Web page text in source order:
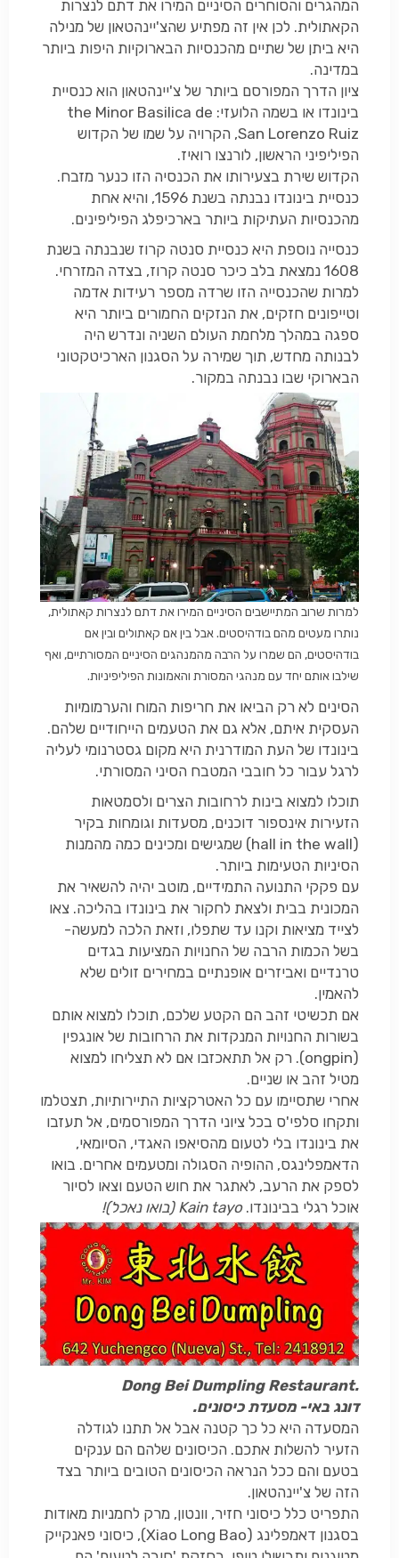
המהגרים והסוחרים הסיניים המירו את דתם לנצרות
הקאתולית. לכן אין זה מפתיע שהצ'יינהטאון של מנילה
היא ביתן של שתיים מהכנסיות הבארוקיות היפות ביותר
במדינה.
ציון הדרך המפורסם ביותר של צ'יינהטאון הוא כנסיית
בינונדו או בשמה הלועזי: the Minor Basilica de
San Lorenzo Ruiz, הקרויה על שמו של הקדוש
הפיליפיני הראשון, לורנצו רואיז.
הקדוש שירת בצעירותו את הכנסיה הזו כנער מזבח.
כנסיית בינונדו נבנתה בשנת 1596, והיא אחת
מהכנסיות העתיקות ביותר בארכיפלג הפיליפינים.
כנסייה נוספת היא כנסיית סנטה קרוז שנבנתה בשנת
1608 נמצאת בלב כיכר סנטה קרוז, בצדה המזרחי.
למרות שהכנסייה הזו שרדה מספר רעידות אדמה
וטייפונים חזקים, את הנזקים החמורים ביותר היא
ספגה במהלך מלחמת העולם השניה ונדרש היה
לבנותה מחדש, תוך שמירה על הסגנון הארכיטקטוני
הבארוקי שבו נבנתה במקור.
למרות שרוב המתיישבים הסיניים המירו את דתם לנצרות קאתולית,
נותרו מעטים מהם בודהיסטים. אבל בין אם קאתולים ובין אם
בודהיסטים, הם שמרו על הרבה מהמנהגים הסיניים המסורתיים, ואף
שילבו אותם יחד עם מנהגי המסורת והאמונות הפיליפיניות.
הסינים לא רק הביאו את חריפות המוח והערמומיות
העסקית איתם, אלא גם את הטעמים הייחודיים שלהם.
בינונדו של העת המודרנית היא מקום גסטרנומי לעליה
לרגל עבור כל חובבי המטבח הסיני המסורתי.
תוכלו למצוא בינות לרחובות הצרים ולסמטאות
הזעירות אינספור דוכנים, מסעדות וגומחות בקיר
(
hall in the wall) שמגישים ומכינים כמה מהמנות
הסיניות הטעימות ביותר.
עם פקקי התנועה התמידיים, מוטב יהיה להשאיר את
המכונית בבית ולצאת לחקור את בינונדו בהליכה. צאו
לצייד מציאות וקנו עד שתפלו, וזאת הלכה למעשה-
בשל הכמות הרבה של החנויות המציעות בגדים
טרנדיים ואביזרים אופנתיים במחירים זולים שלא
להאמין.
אם תכשיטי זהב הם הקטע שלכם, תוכלו למצוא אותם
בשורות החנויות המנקדות את הרחובות של אונגפין
(
ongpin). רק אל תתאכזבו אם לא תצליחו למצוא
מטיל זהב או שניים.
אחרי שתסיימו עם כל האטרקציות התיירותיות, תצטלמו
ותקחו סלפי'ס בכל ציוני הדרך המפורסמים, אל תעזבו
את בינונדו בלי לטעום מהסיאפו האגדי, הסיומאי,
הדאמפלינגס, ההופיה הסגולה ומטעמים אחרים. בואו
לספק את הרעב, לאתגר את חוש הטעם וצאו לסיור
אוכל רגלי בבינונדו.Kain tayo (בואו נאכל)!
Dong Bei Dumpling Restaurant.
דונג באי- מסעדת כיסונים.
המסעדה היא כל כך קטנה אבל אל תתנו לגודלה
הזעיר להשלות אתכם. הכיסונים שלהם הם ענקים
בטעם והם ככל הנראה הכיסונים הטובים ביותר בצד
הזה של צ'יינהטאון.
התפריט כלל כיסוני חזיר, וונטון, מרק לחמניות מאודות
בסגנון דאמפלינג (Xiao Long Bao), כיסוני פאנקייק